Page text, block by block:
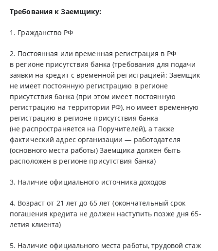
Требования к Заемщику:
1. Гражданство РФ
2. Постоянная или временная регистрация в РФ
в регионе присутствия банка (требования для подачи
заявки на кредит с временной регистрацией: Заемщик
не имеет постоянную регистрацию в регионе
присутствия банка (при этом имеет постоянную
регистрацию на территории РФ), но имеет временную
регистрацию в регионе присутствия банка
(не распространяется на Поручителей), а также
фактический адрес организации — работодателя
(основного места работы) Заемщика должен быть
расположен в регионе присутствия банка)
3. Наличие официального источника доходов
4. Возраст от 21 лет до 65 лет (окончательный срок
погашения кредита не должен наступить позже дня 65-
летия клиента)
5. Наличие официального места работы, трудовой стаж